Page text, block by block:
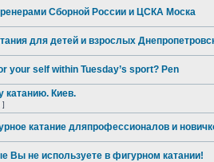
Сборной России и ЦСКА Моска
для детей и взрослых
your self within Tuesday’s sport? Pen
катанию. Киев.
]
катание дляпрофессионалов и
Вы не используете в фигурном катании!